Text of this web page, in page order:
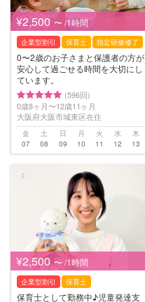
¥2,500 〜 /1時間
企業型割引 保育士 指定研修修了
0〜2歳のお子さまと保護者の方が
安心して過ごせる時間を大切にし
ています。
(596回)
0歳8ヶ月〜12歳11ヶ月
大阪府大阪市城東区在住
金
07
土
08
日
09
月
10
火
11
水
12
木
13
¥2,500 〜 /1時間
企業型割引 保育士
保育士として勤務中♪児童発達支